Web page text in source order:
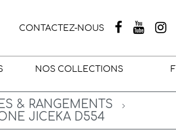
CONTACTEZ-NOUS
NOS COLLECTIONS
& RANGEMENTS
JICEKA D554